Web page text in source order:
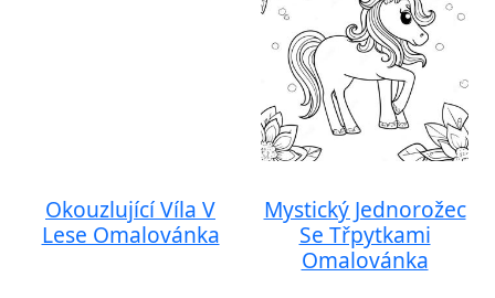
Okouzlující Víla V
Lese Omalovánka
Mystický Jednorožec
Se Třpytkami
Omalovánka